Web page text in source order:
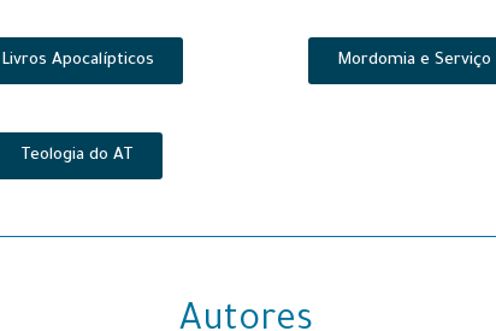
Livros Apocalípticos Mordomia e Serviço
Teologia do AT